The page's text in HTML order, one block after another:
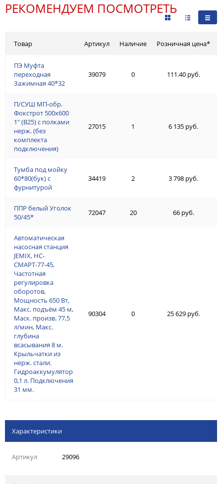
РЕКОМЕНДУЕМ ПОСМОТРЕТЬ
Товар
ПЭ Муфта
переходная
Зажимная 40*32
П/СУШ МП-обр.
Фокстрот 500х600
1" (В25) с полками
нерж. (без
комплекта
подключения)
Тумба под мойку
60*80(бук) с
фурнитурой
ППР белый Уголок
50/45*
Автоматическая
насосная станция
JEMIX, НС-
СМАРТ-77-45,
Частотная
регулировка
оборотов,
Мощность 650 Вт,
Макс. подъём 45 м,
Маск. произв. 77,5
л/мин, Макс.
глубина
всасывания 8 м.
Крыльчатки из
нерж. стали.
Гидроаккумулятор
0,1 л. Подключения
31 мм.
Артикул Наличие Розничная цена*
39079 0 111.40 руб.
27015 1 6 135 руб.
34419 2 3 798 руб.
72047 20 66 руб.
90304 0 25 629 руб.
Характеристики
Артикул 29096